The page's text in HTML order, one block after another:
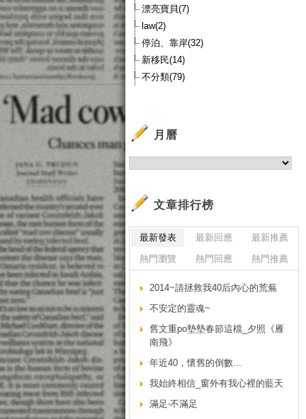
漂亮寶貝(7)
law(2)
停泊、靠岸(32)
新移民(14)
不分類(79)
月曆
文章排行榜
最新發表 最新回應
最新推薦
熱門瀏覽
熱門回應 熱門推薦
2014~請拯救我40后內心的荒蕪
不安定的靈魂~
舊文重po墊墊春節這檔_夕照《雁
南飛》
年近40，懷舊的倒數...
我始終相信_窗外有我心裡的藍天
滿足‧不滿足